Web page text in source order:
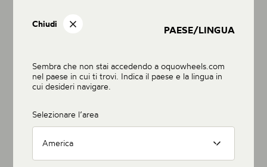
PAESE/LINGUA
Chiudi
Sembra che non stai accedendo a oquowheels.com
nel paese in cui ti trovi. Indica il paese e la lingua in
cui desideri navigare.
Selezionare l’area
America